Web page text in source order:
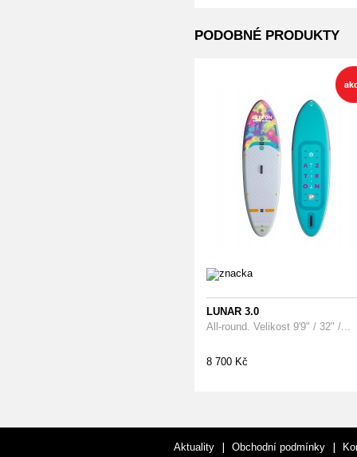
PODOBNÉ PRODUKTY
LUNAR 3.0
All-round. Velikost 9'9" / 32" /...
8 700 Kč
Aktuality | Obchodní podmínky |